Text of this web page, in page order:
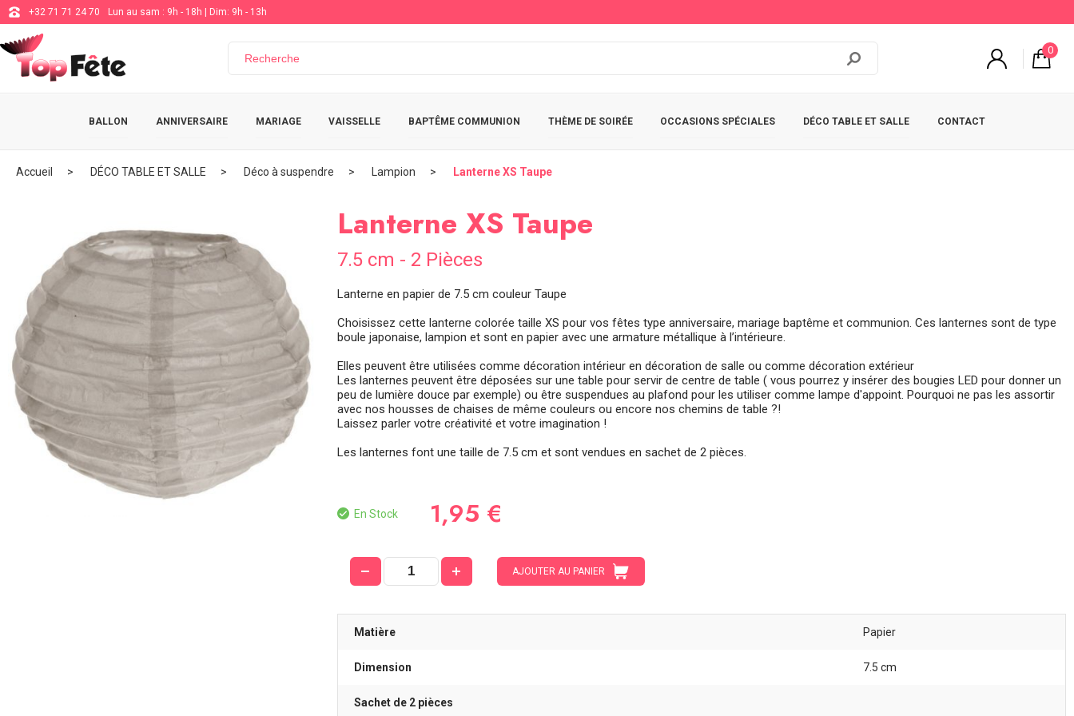
+32 71 71 24 70 Lun au sam : 9h - 18h | Dim: 9h - 13h
0
BALLON ANNIVERSAIRE MARIAGE VAISSELLE BAPTÊME COMMUNION THÈME DE SOIRÉE OCCASIONS SPÉCIALES DÉCO TABLE ET SALLE CONTACT
Accueil DÉCO TABLE ET SALLE Déco à suspendre Lampion Lanterne XS Taupe
Lanterne XS Taupe
7.5 cm - 2 Pièces
Lanterne en papier de 7.5 cm couleur Taupe
Choisissez cette lanterne colorée taille XS pour vos fêtes type anniversaire, mariage baptême et communion. Ces lanternes sont de type
boule japonaise, lampion et sont en papier avec une armature métallique à l’intérieure.
Elles peuvent être utilisées comme décoration intérieur en décoration de salle ou comme décoration extérieur
Les lanternes peuvent être déposées sur une table pour servir de centre de table ( vous pourrez y insérer des bougies LED pour donner un
peu de lumière douce par exemple) ou être suspendues au plafond pour les utiliser comme lampe d'appoint. Pourquoi ne pas les assortir
avec nos housses de chaises de même couleurs ou encore nos chemins de table ?!
Laissez parler votre créativité et votre imagination !
Les lanternes font une taille de 7.5 cm et sont vendues en sachet de 2 pièces.
En Stock 1,95 €
AJOUTER AU PANIER
Matière Papier
Dimension 7.5 cm
Sachet de 2 pièces